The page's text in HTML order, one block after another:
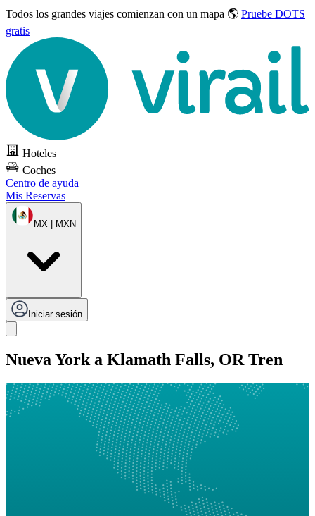
Todos los grandes viajes comienzan con un mapa 🌎 Pruebe DOTS
gratis
Hoteles
Coches
Centro de ayuda
Mis Reservas
MX | MXN
Iniciar sesión
Nueva York a Klamath Falls, OR Tren